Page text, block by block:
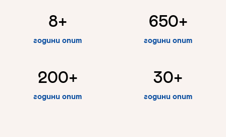
8+
години опит
650+
години опит
200+
години опит
30+
години опит